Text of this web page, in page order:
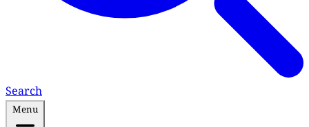
Search
Menu